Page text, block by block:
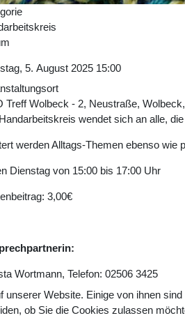
5. August 2025 15:00
Treff Wolbeck - 2, Neustraße,
wendet sich an alle,
werden Alltags-Themen ebenso wie
Dienstag von 15:00 bis 17:00 Uhr
3,00€
Wortmann, Telefon: 02506 3425
unserer Website. Einige von ihnen
ob Sie die Cookies zulassen